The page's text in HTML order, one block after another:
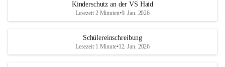
Zudem hatten die Kinder die Möglichkeit, Hasen und Hühner zu
Kinderschutz an der VS Haid
Lesezeit 2 Minuten•9. Jan. 2026
Schülereinschreibung
Lesezeit 1 Minute•12. Jan. 2026